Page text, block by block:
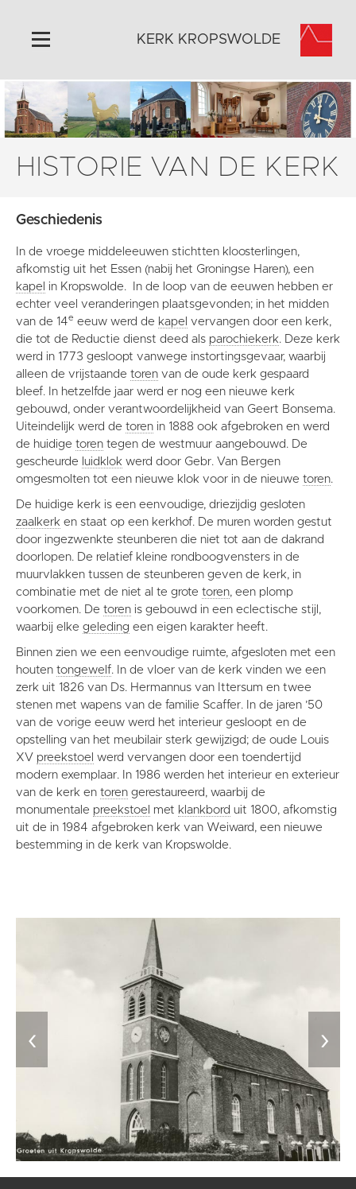
Home
Algemeen
Historie
Activiteiten
Contact
Vaktaal
KERK KROPSWOLDE
HISTORIE VAN DE KERK
Geschiedenis
In de vroege middeleeuwen stichtten kloosterlingen,
afkomstig uit het Essen (nabij het Groningse Haren), een
kapel in Kropswolde. In de loop van de eeuwen hebben er
echter veel veranderingen plaatsgevonden; in het midden
van de 14e eeuw werd de kapel vervangen door een kerk,
die tot de Reductie dienst deed als parochiekerk. Deze kerk
werd in 1773 gesloopt vanwege instortingsgevaar, waarbij
alleen de vrijstaande toren van de oude kerk gespaard
bleef. In hetzelfde jaar werd er nog een nieuwe kerk
gebouwd, onder verantwoordelijkheid van Geert Bonsema.
Uiteindelijk werd de toren in 1888 ook afgebroken en werd
de huidige toren tegen de westmuur aangebouwd. De
gescheurde luidklok werd door Gebr. Van Bergen
omgesmolten tot een nieuwe klok voor in de nieuwe toren.
De huidige kerk is een eenvoudige, driezijdig gesloten
zaalkerk en staat op een kerkhof. De muren worden gestut
door ingezwenkte steunberen die niet tot aan de dakrand
doorlopen. De relatief kleine rondboogvensters in de
muurvlakken tussen de steunberen geven de kerk, in
combinatie met de niet al te grote toren, een plomp
voorkomen. De toren is gebouwd in een eclectische stijl,
waarbij elke geleding een eigen karakter heeft.
Binnen zien we een eenvoudige ruimte, afgesloten met een
houten tongewelf. In de vloer van de kerk vinden we een
zerk uit 1826 van Ds. Hermannus van Ittersum en twee
stenen met wapens van de familie Scaffer. In de jaren ’50
van de vorige eeuw werd het interieur gesloopt en de
opstelling van het meubilair sterk gewijzigd; de oude Louis
XV preekstoel werd vervangen door een toendertijd
modern exemplaar. In 1986 werden het interieur en exterieur
van de kerk en toren gerestaureerd, waarbij de
monumentale preekstoel met klankbord uit 1800, afkomstig
uit de in 1984 afgebroken kerk van Weiward, een nieuwe
bestemming in de kerk van Kropswolde.
‹ ›